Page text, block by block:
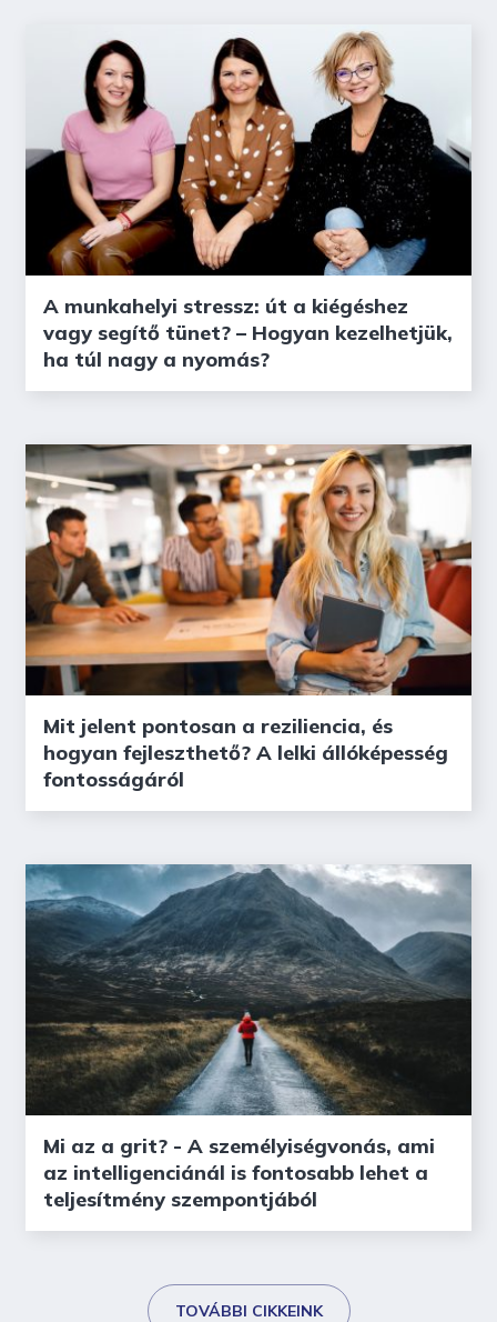
A munkahelyi stressz: út a kiégéshez
vagy segítő tünet? – Hogyan kezelhetjük,
ha túl nagy a nyomás?
Mit jelent pontosan a reziliencia, és
hogyan fejleszthető? A lelki állóképesség
fontosságáról
Mi az a grit? - A személyiségvonás, ami
az intelligenciánál is fontosabb lehet a
teljesítmény szempontjából
TOVÁBBI CIKKEINK